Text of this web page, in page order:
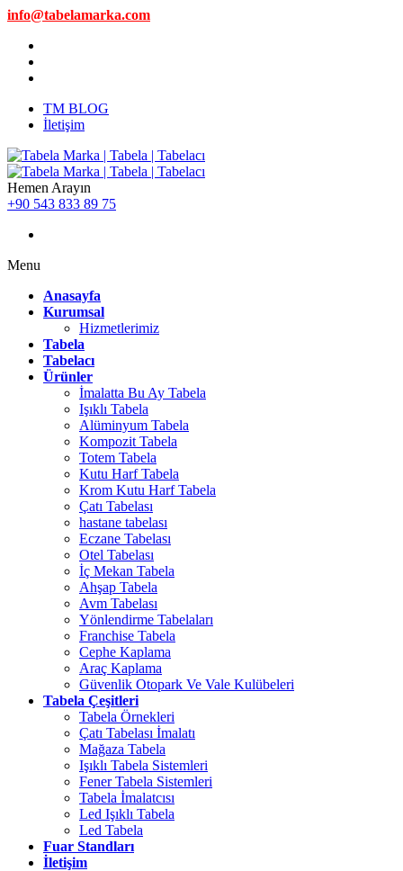
info@tabelamarka.com
TM BLOG
İletişim
Hemen Arayın
+90 543 833 89 75
Menu
Anasayfa
Kurumsal
Hizmetlerimiz
Tabela
Tabelacı
Ürünler
İmalatta Bu Ay Tabela
Işıklı Tabela
Alüminyum Tabela
Kompozit Tabela
Totem Tabela
Kutu Harf Tabela
Krom Kutu Harf Tabela
Çatı Tabelası
hastane tabelası
Eczane Tabelası
Otel Tabelası
İç Mekan Tabela
Ahşap Tabela
Avm Tabelası
Yönlendirme Tabelaları
Franchise Tabela
Cephe Kaplama
Araç Kaplama
Güvenlik Otopark Ve Vale Kulübeleri
Tabela Çeşitleri
Tabela Örnekleri
Çatı Tabelası İmalatı
Mağaza Tabela
Işıklı Tabela Sistemleri
Fener Tabela Sistemleri
Tabela İmalatcısı
Led Işıklı Tabela
Led Tabela
Fuar Standları
İletişim